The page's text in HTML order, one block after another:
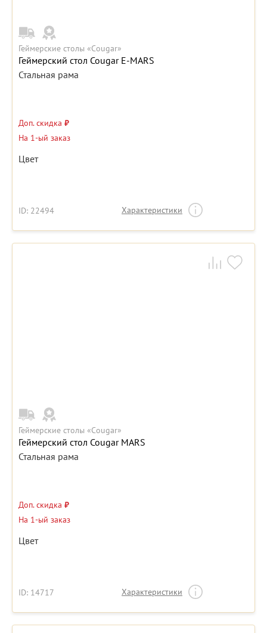
Геймерские столы «Cougar»
Геймерский стол Cougar E-MARS
Стальная рама
Доп. скидка ₽
На 1-ый заказ
Цвет
ID: 22494 Характеристики
Геймерские столы «Cougar»
Геймерский стол Cougar MARS
Стальная рама
Доп. скидка ₽
На 1-ый заказ
Цвет
ID: 14717 Характеристики